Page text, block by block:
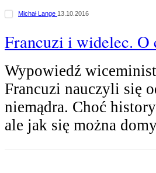
Michał Lange 13.10.2016
Francuzi i widelec. O
Wypowiedź
Francuzi nauczyli się
niemądra. Choć
ale jak się można